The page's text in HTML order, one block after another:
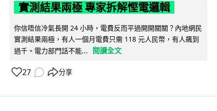
實測結果兩極 專家拆解慳電邏輯
你信唔信冷氣長開 24 小時，電費反而平過開開關關？內地網民
實測結果兩極，有人一個月電費只需 118 元人民幣，有人飆到
過千。電力部門話不能...
閱讀全文
27 分享